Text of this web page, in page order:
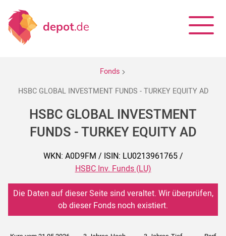
Fonds
HSBC GLOBAL INVESTMENT FUNDS - TURKEY EQUITY AD
HSBC GLOBAL INVESTMENT
FUNDS - TURKEY EQUITY AD
WKN: A0D9FM / ISIN: LU0213961765 /
HSBC Inv. Funds (LU)
Die Daten auf dieser Seite sind veraltet. Wir überprüfen,
ob dieser Fonds noch existiert.